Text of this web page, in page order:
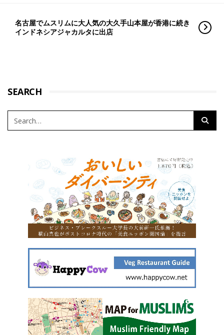
名古屋でムスリムに大人気の大久手山本屋が香港に続き
インドネシアジャカルタに出店
SEARCH